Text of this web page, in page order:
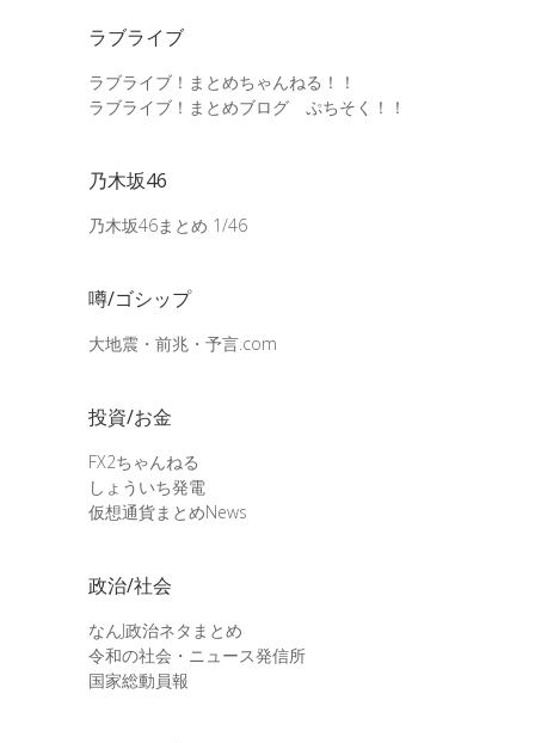
ラブライブ
ラブライブ！まとめちゃんねる！！
ラブライブ！まとめブログ ぷちそく！！
乃木坂46
乃木坂46まとめ 1/46
噂/ゴシップ
大地震・前兆・予言.com
投資/お金
FX2ちゃんねる
しょういち発電
仮想通貨まとめNews
政治/社会
なんJ政治ネタまとめ
令和の社会・ニュース発信所
国家総動員報